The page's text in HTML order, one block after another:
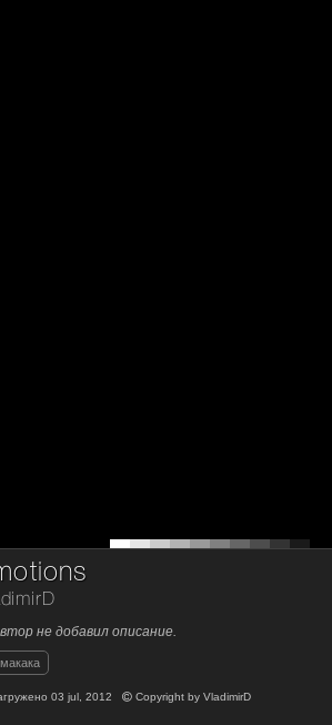
не добавил описание.
макака
03 jul, 2012 Copyright by VladimirD